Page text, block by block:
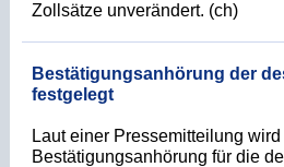
Zollsätze unverändert. (ch)
Bestätigungsanhörung der
festgelegt
Laut einer Pressemitteilung
Bestätigungsanhörung für die